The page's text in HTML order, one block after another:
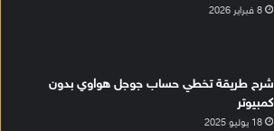
8 فبراير 2026
شرح طريقة تخطي حساب جوجل هواوي بدون
كمبيوتر
18 يوليو 2025